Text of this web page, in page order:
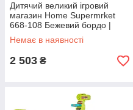
Дитячий великий ігровий
магазин Home Supermrket
668-108 Бежевий бордо |
Супермаркет з візком та
продуктами
Немає в наявності
2 503 ₴